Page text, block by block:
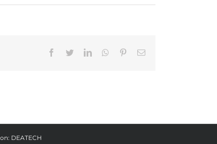
Facebook
TwitterLinkedInWhatsappPinterestEmail
DEATECH